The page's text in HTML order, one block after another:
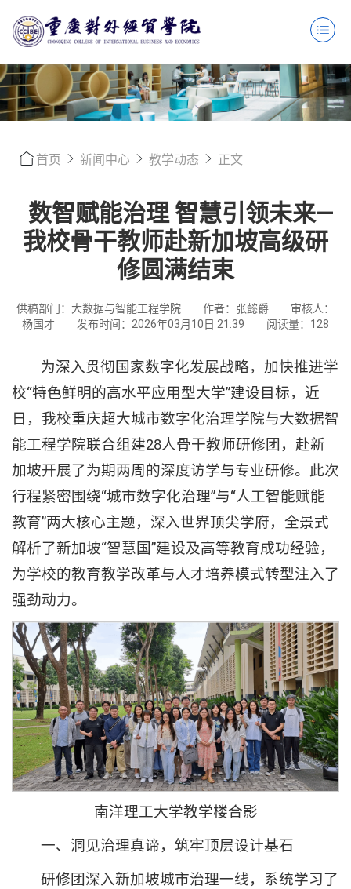
首页 新闻中心 教学动态 正文
数智赋能治理 智慧引领未来—
我校骨干教师赴新加坡高级研
修圆满结束
供稿部门：大数据与智能工程学院 作者：张懿爵
审核人：
杨国才
发布时间：2026年03月10日 21:39 阅读量： 128
为深入贯彻国家数字化发展战略，加快推进学
校“特色鲜明的高水平应用型大学”建设目标，近
日，我校重庆超大城市数字化治理学院与大数据智
能工程学院联合组建28人骨干教师研修团，赴新
加坡开展了为期两周的深度访学与专业研修。此次
行程紧密围绕“城市数字化治理”与“人工智能赋能
教育”两大核心主题，深入世界顶尖学府，全景式
解析了新加坡“智慧国”建设及高等教育成功经验，
为学校的教育教学改革与人才培养模式转型注入了
强劲动力。
南洋理工大学教学楼合影
一、洞见治理真谛，筑牢顶层设计基石
研修团深入新加坡城市治理一线，系统学习了